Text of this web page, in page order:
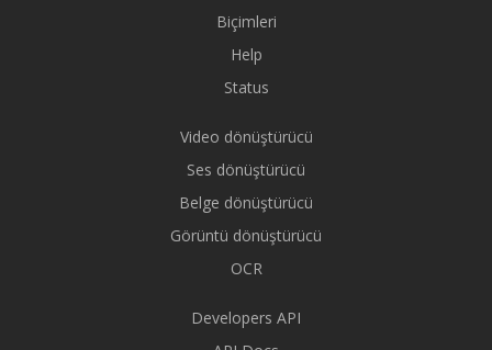
Biçimleri
Help
Status
Video dönüştürücü
Ses dönüştürücü
Belge dönüştürücü
Görüntü dönüştürücü
OCR
Developers API